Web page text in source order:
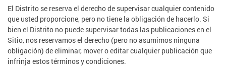
El Distrito se reserva el derecho de supervisar cualquier contenido
que usted proporcione, pero no tiene la obligación de hacerlo. Si
bien el Distrito no puede supervisar todas las publicaciones en el
Sitio, nos reservamos el derecho (pero no asumimos ninguna
obligación) de eliminar, mover o editar cualquier publicación que
infrinja estos términos y condiciones.